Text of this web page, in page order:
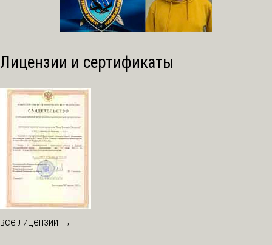
Лицензии и сертификаты
все лицензии →